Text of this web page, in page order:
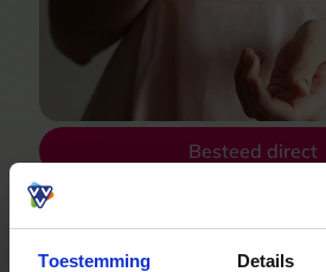
Toestemming Details
Besteed direct
Bekijk welke kaarten wij